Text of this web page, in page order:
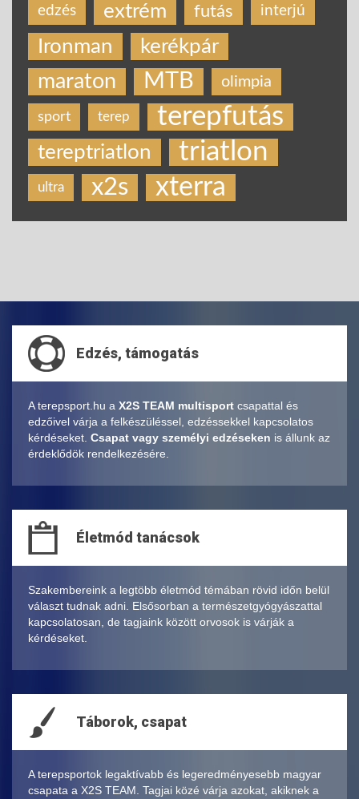
edzés extrém futás interjú
Ironman kerékpár
maraton MTB olimpia
sport terep terepfutás
tereptriatlon triatlon
ultra x2s xterra
Edzés, támogatás
A terepsport.hu a X2S TEAM multisport csapattal és
edzőivel várja a felkészüléssel, edzéssekkel kapcsolatos
kérdéseket. Csapat vagy személyi edzéseken is állunk az
érdeklődök rendelkezésére.
Életmód tanácsok
Szakembereink a legtöbb életmód témában rövid időn belül
választ tudnak adni. Elsősorban a természetgyógyászattal
kapcsolatosan, de tagjaink között orvosok is várják a
kérdéseket.
Táborok, csapat
A terepsportok legaktívabb és legeredményesebb magyar
csapata a X2S TEAM. Tagjai közé várja azokat, akiknek a